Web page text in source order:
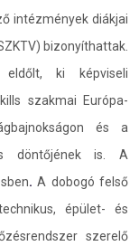
intézmények diákjai
bizonyíthattak.
ki képviseli
szakmai Európa-
és a
döntőjének is. A
. A dobogó felső
épület- és
szerelő